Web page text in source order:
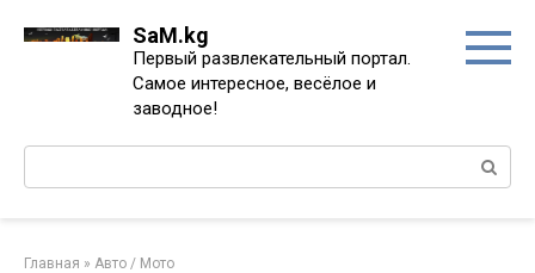
SaM.kg
Первый развлекательный портал.
Самое интересное, весёлое и
заводное!
Поиск:
Главная » Авто / Мото